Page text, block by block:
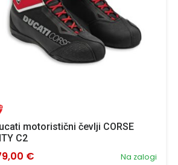
motoristični čevlji CORSE
C2
Na zalogi
€